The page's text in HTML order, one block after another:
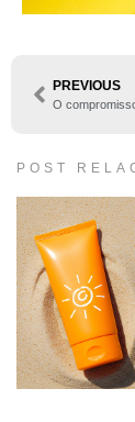
POST
PREVIOUS